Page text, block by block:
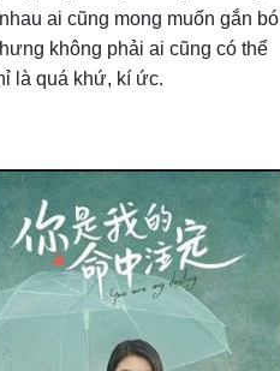
ai cũng mong muốn gắn bó
không phải ai cũng có thể
là quá khứ, kí ức.